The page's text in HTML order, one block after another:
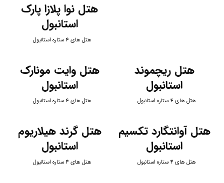
هتل نوا پلازا پارک
استانبول
هتل های 4 ستاره استانبول
هتل ریچموند
استانبول
هتل های 4 ستاره استانبول
هتل وایت مونارک
استانبول
هتل های 4 ستاره استانبول
هتل آوانتگارد تکسیم
استانبول
هتل های 4 ستاره استانبول
هتل گرند هیلاریوم
استانبول
هتل های 4 ستاره استانبول